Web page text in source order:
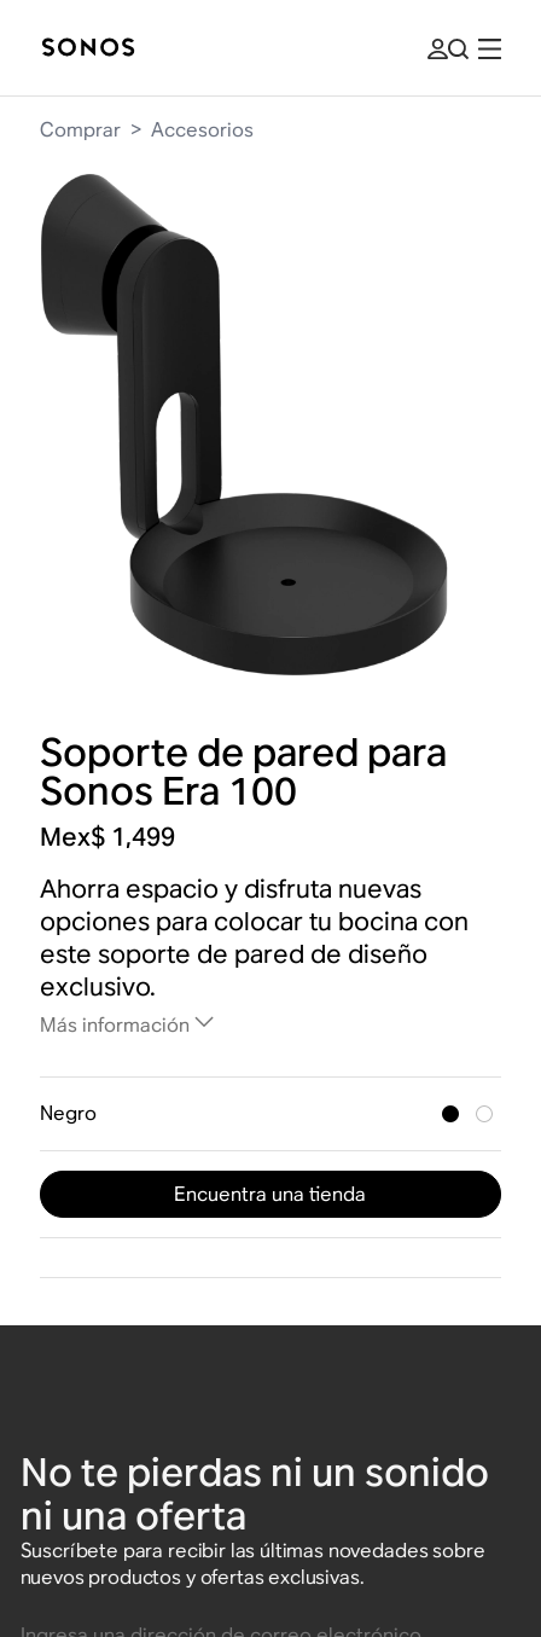
Comprar > Accesorios
Soporte de pared para
Sonos Era 100
Mex$ 1,499
Ahorra espacio y disfruta nuevas
opciones para colocar tu bocina con
este soporte de pared de diseño
exclusivo.
Más información
Negro
Encuentra una tienda
No te pierdas ni un sonido
ni una oferta
Suscríbete para recibir las últimas novedades sobre
nuevos productos y ofertas exclusivas.